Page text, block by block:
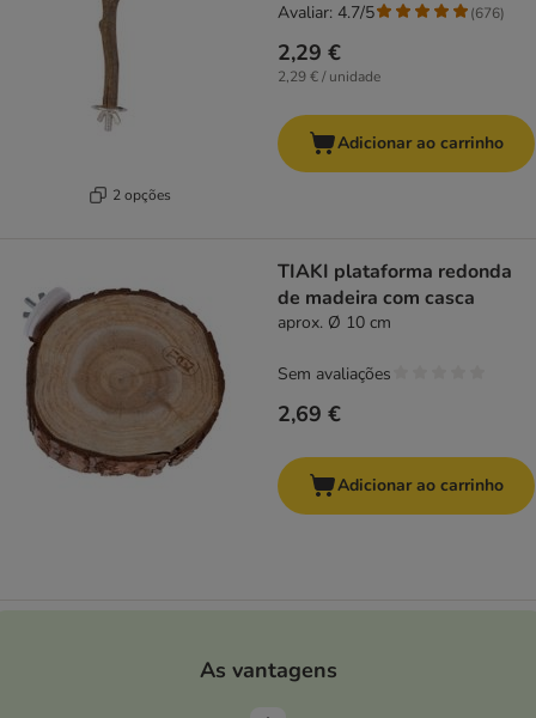
2 opções
2,29 €
2,29 € / unidade
Avaliar: 4.7/5 (676)
Adicionar ao carrinho
TIAKI plataforma redonda
de madeira com casca
aprox. Ø 10 cm
2,69 €
Sem avaliações
Adicionar ao carrinho
As vantagens